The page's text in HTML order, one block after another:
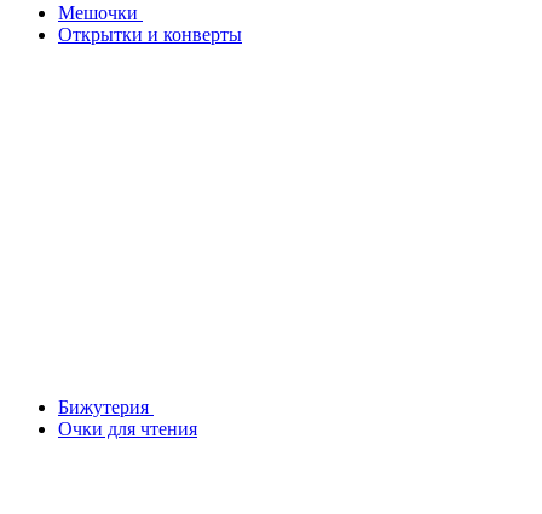
Мешочки
Открытки и конверты
Бижутерия
Очки для чтения